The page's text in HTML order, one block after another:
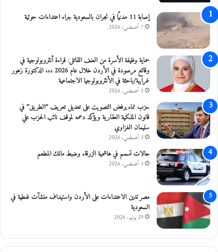
ع
ة
1
7
0
ك
ل
ع
ل
ى
ا
ل
ط
ر
ي
ق
ا
ل
ص
ح
ر
و
ي
ة
إصابة 11 مدنيًا في نجران بالسعودية جراء اعتداءات حوثية
7 أغسطس، 2026
حماية وظيفة الأسرة من العنف القاتل: قراءة أنثروبولوجية في
وقائع مرصودة في الأردن خلال عام 2026 ،،، الدكتورة زهور
غرايبة/باحثة في الأنثروبولوجيا الاجتماعية
5 أغسطس، 2026
حزب نماء يرفض التصويت على تعديل تعريف “الطريق” في
قانون الملكية العقارية ويؤكد دعمه لموقف نائب الحزب علي
سليمان الغزاوي
3 أغسطس، 2026
حالات تسمم في هاشمية الزرقاء وضبط مالك المطعم
1 أغسطس، 2026
مصر تدين الاعتداءات على الأردن واستهداف منشآت نفطية في
السعودية
29 يوليو، 2026